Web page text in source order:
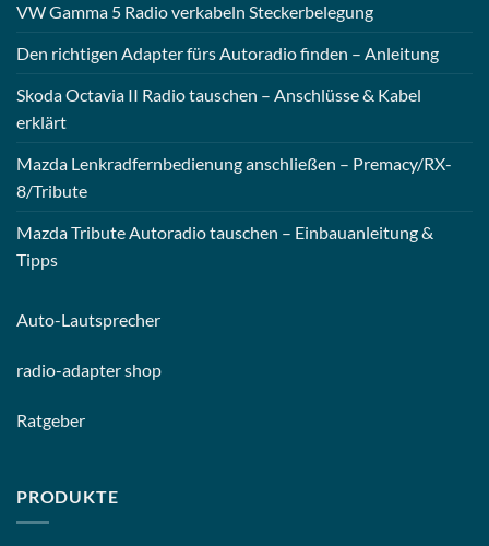
VW Gamma 5 Radio verkabeln Steckerbelegung
Den richtigen Adapter fürs Autoradio finden – Anleitung
Skoda Octavia II Radio tauschen – Anschlüsse & Kabel
erklärt
Mazda Lenkradfernbedienung anschließen – Premacy/RX-
8/Tribute
Mazda Tribute Autoradio tauschen – Einbauanleitung &
Tipps
Auto-Lautsprecher
radio-adapter shop
Ratgeber
PRODUKTE